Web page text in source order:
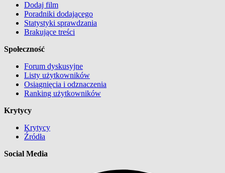
Dodaj film
Poradniki dodającego
Statystyki sprawdzania
Brakujące treści
Społeczność
Forum dyskusyjne
Listy użytkowników
Osiągnięcia i odznaczenia
Ranking użytkowników
Krytycy
Krytycy
Źródła
Social Media